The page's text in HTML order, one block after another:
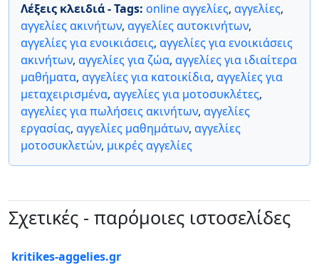
Λέξεις κλειδιά - Tags: online αγγελίες, αγγελίες,
αγγελίες ακινήτων, αγγελίες αυτοκινήτων,
αγγελίες για ενοικιάσεις, αγγελίες για ενοικιάσεις
ακινήτων, αγγελίες για ζώα, αγγελίες για ιδιαίτερα
μαθήματα, αγγελίες για κατοικίδια, αγγελίες για
μεταχειρισμένα, αγγελίες για μοτοσυκλέτες,
αγγελίες για πωλήσεις ακινήτων, αγγελίες
εργασίας, αγγελίες μαθημάτων, αγγελίες
μοτοσυκλετών, μικρές αγγελίες
Σχετικές - παρόμοιες ιστοσελίδες
kritikes-aggelies.gr